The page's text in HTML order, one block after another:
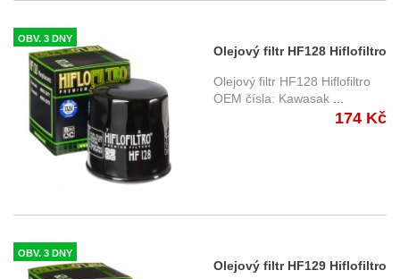
OBV. 3 DNY
Olejový filtr HF128 Hiflofiltro
Olejový filtr HF128 Hiflofiltro
OEM čísla: Kawasak
174 Kč
OBV. 3 DNY
Olejový filtr HF129 Hiflofiltro